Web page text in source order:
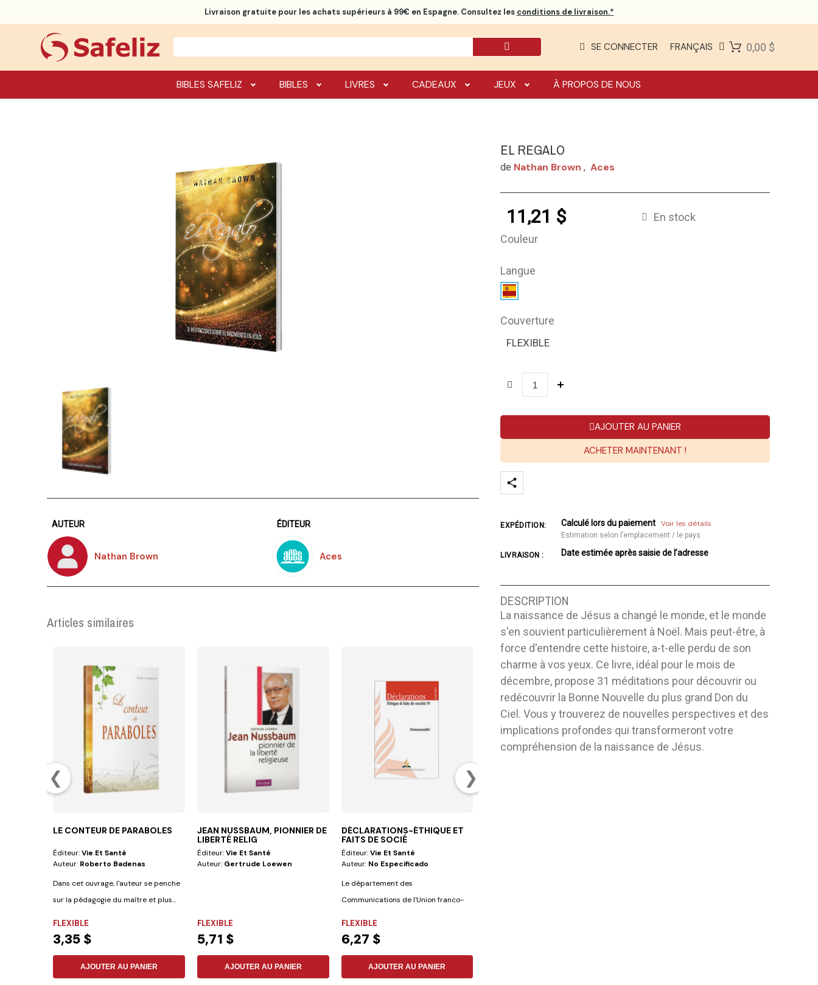
Livraison gratuitepour les achats supérieurs à 99€ en Espagne. Consultez les conditions de livraison.*
SE CONNECTER FRANÇAIS 0,00 $
BIBLES SAFELIZ BIBLES LIVRES CADEAUX JEUX À PROPOS DE NOUS
AUTEUR
Nathan Brown
ÉDITEUR
Aces
Articles similaires
❮ ❯
LE CONTEUR DE PARABOLES
Éditeur:Vie Et Santé
Auteur: Roberto Badenas
Dans cet ouvrage, l'auteur se penche
sur la pédagogie du maître et plus...
FLEXIBLE
3,35 $
AJOUTER AU PANIER
JEAN NUSSBAUM, PIONNIER DE
LIBERTÉ RELIG
Éditeur:Vie Et Santé
Auteur: Gertrude Loewen
FLEXIBLE
5,71 $
AJOUTER AU PANIER
DÉCLARATIONS-ÉTHIQUE ET
FAITS DE SOCIÉ
Éditeur:Vie Et Santé
Auteur: No Especificado
Le département des
Communications de l'Union franco-
FLEXIBLE
6,27 $
AJOUTER AU PANIER
EL REGALO
de Nathan Brown , Aces
11,21 $
En stock
Couleur
Langue
Couverture
FLEXIBLE
AJOUTER AU PANIER
ACHETER MAINTENANT !
EXPÉDITION: Calculé lors du paiement Voir les détails
Estimation selon l’emplacement / le pays
LIVRAISON : Date estimée après saisie de l’adresse
DESCRIPTION
La naissance de Jésus a changé le monde, et le monde
s'en souvient particulièrement à Noël. Mais peut-être, à
force d'entendre cette histoire, a-t-elle perdu de son
charme à vos yeux. Ce livre, idéal pour le mois de
décembre, propose 31 méditations pour découvrir ou
redécouvrir la Bonne Nouvelle du plus grand Don du
Ciel. Vous y trouverez de nouvelles perspectives et des
implications profondes qui transformeront votre
compréhension de la naissance de Jésus.